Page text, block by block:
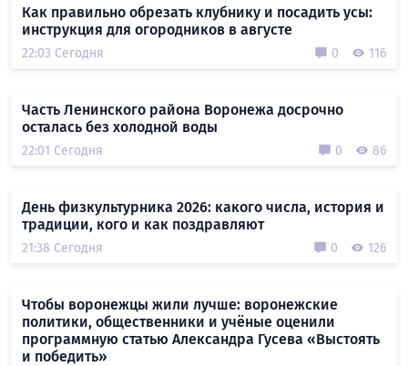
Как правильно обрезать клубнику и посадить усы:
инструкция для огородников в августе
22:03 Сегодня 0 116
Часть Ленинского района Воронежа досрочно
осталась без холодной воды
22:01 Сегодня 0 86
День физкультурника 2026: какого числа, история и
традиции, кого и как поздравляют
21:38 Сегодня 0 126
Чтобы воронежцы жили лучше: воронежские
политики, общественники и учёные оценили
программную статью Александра Гусева «Выстоять
и победить»